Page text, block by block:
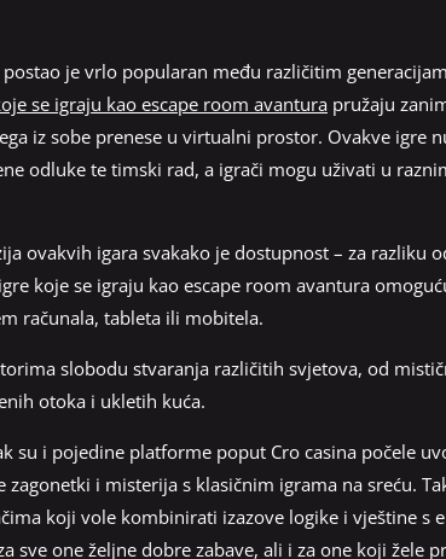
je vrlo popularan među različitim
se igraju kao escape room avantura pružaju
iz sobe prenese u virtualni prostor. Ovakve igre
odluke te timski rad, a igrači mogu uživati u
ovakvih igara svakako je dostupnost – za razliku
koje se igraju kao escape room avantura
računala, tableta ili mobitela.
slobodu stvaranja različitih svjetova, od
otoka i ukletih kuća.
su i pojedine platforme poput Cro casina počele
i misterija s klasičnim igrama na sreću.
koji vole kombinirati izazove logike i vještine s
sve one željne dobre zabave, ali i za one koji žele